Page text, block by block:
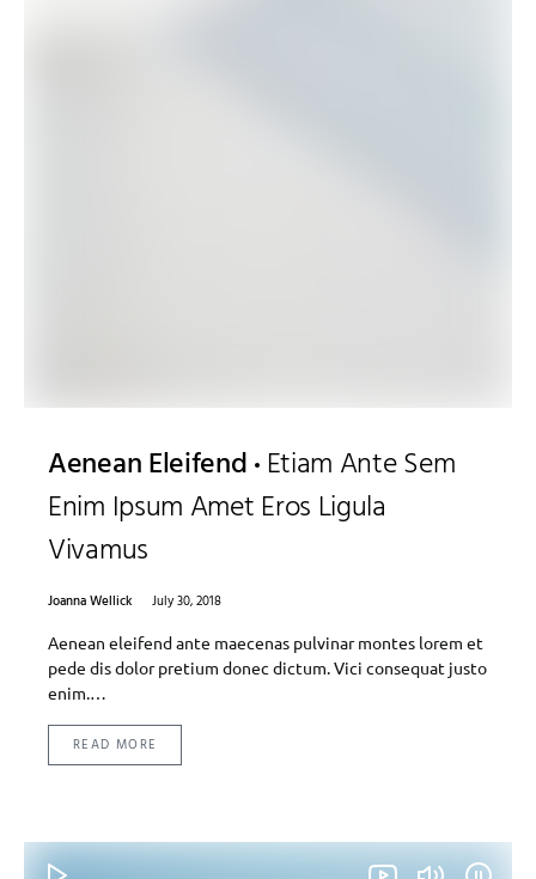
Aenean Eleifend Etiam Ante Sem
Enim Ipsum Amet Eros Ligula
Vivamus
Joanna Wellick
July 30, 2018
Aenean eleifend ante maecenas pulvinar montes lorem et
pede dis dolor pretium donec dictum. Vici consequat justo
enim.…
READ MORE